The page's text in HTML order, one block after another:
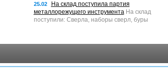
25.02
На склад поступила партия
металлорежущего инструментаНа склад
поступили: Сверла, наборы сверл, буры